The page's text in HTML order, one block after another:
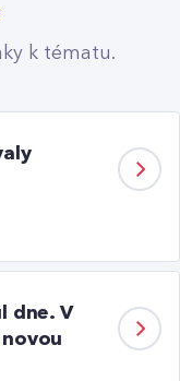
k tématu.
dne. V